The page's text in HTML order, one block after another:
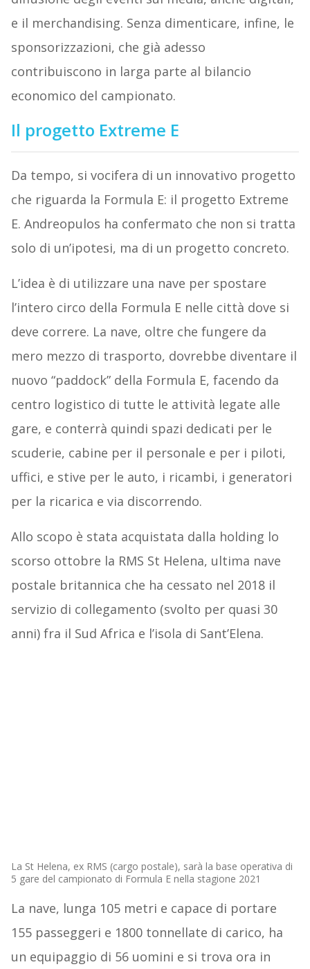
e il merchandising. Senza dimenticare, infine, le
sponsorizzazioni, che già adesso
contribuiscono in larga parte al bilancio
economico del campionato.
Il progetto Extreme E
Da tempo, si vocifera di un innovativo progetto
che riguarda la Formula E: il progetto Extreme
E. Andreopulos ha confermato che non si tratta
solo di un’ipotesi, ma di un progetto concreto.
L’idea è di utilizzare una nave per spostare
l’intero circo della Formula E nelle città dove si
deve correre. La nave, oltre che fungere da
mero mezzo di trasporto, dovrebbe diventare il
nuovo “paddock” della Formula E, facendo da
centro logistico di tutte le attività legate alle
gare, e conterrà quindi spazi dedicati per le
scuderie, cabine per il personale e per i piloti,
uffici, e stive per le auto, i ricambi, i generatori
per la ricarica e via discorrendo.
Allo scopo è stata acquistata dalla holding lo
scorso ottobre la RMS St Helena, ultima nave
postale britannica che ha cessato nel 2018 il
servizio di collegamento (svolto per quasi 30
anni) fra il Sud Africa e l’isola di Sant’Elena.
La St Helena, ex RMS (cargo postale), sarà la base operativa di
5 gare del campionato di Formula E nella stagione 2021
La nave, lunga 105 metri e capace di portare
155 passeggeri e 1800 tonnellate di carico, ha
un equipaggio di 56 uomini e si trova ora in